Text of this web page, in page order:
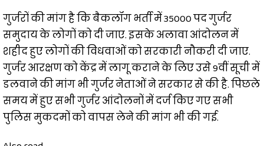
गुर्जरों की मांग है कि बैकलॉग भर्ती में 35000 पद गुर्जर
समुदाय के लोगों को दी जाए. इसके अलावा आंदोलन में
शहीद हुए लोगों की विधवाओं को सरकारी नौकरी दी जाए.
गुर्जर आरक्षण को केंद्र में लागू कराने के लिए उसे 9वीं सूची में
डलवाने की मांग भी गुर्जर नेताओं ने सरकार से की है. पिछले
समय में हुए सभी गुर्जर आंदोलनों में दर्ज किए गए सभी
पुलिस मुकदमों को वापस लेने की मांग भी की गई.